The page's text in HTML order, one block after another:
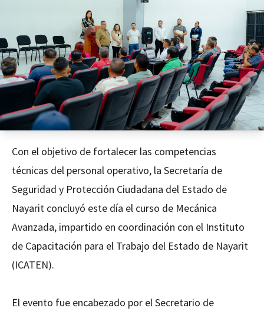
Con el objetivo de fortalecer las competencias
técnicas del personal operativo, la Secretaría de
Seguridad y Protección Ciudadana del Estado de
Nayarit concluyó este día el curso de Mecánica
Avanzada, impartido en coordinación con el Instituto
de Capacitación para el Trabajo del Estado de Nayarit
(ICATEN).
El evento fue encabezado por el Secretario de